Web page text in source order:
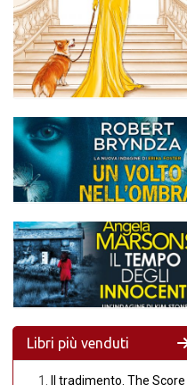
Libri più venduti
Il tradimento. The Score